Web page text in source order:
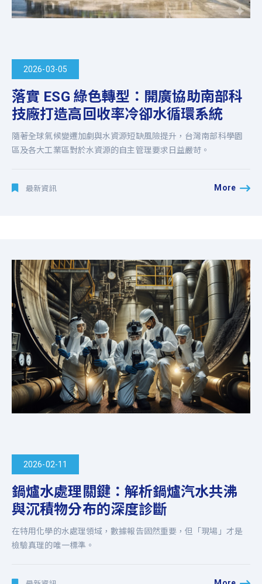
2026-03-05
落實 ESG 綠色轉型：開廣協助南部科
技廠打造高回收率冷卻水循環系統
隨著全球氣候變遷加劇與水資源短缺風險提升，台灣南部科學園
區及各大工業區對於水資源的自主管理要求日益嚴苛。
最新資訊 More
2026-02-11
鍋爐水處理關鍵：解析鍋爐汽水共沸
與沉積物分布的深度診斷
在特用化學的水處理領域，數據報告固然重要，但「現場」才是
檢驗真理的唯一標準。